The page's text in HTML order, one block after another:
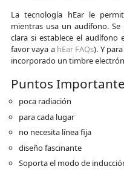
La tecnología hEar le
mientras usa un audífono.
clara si establece el
favor vaya a hEar FAQs). Y
incorporado un timbre
Puntos
poca radiación
para cada lugar
no necesita línea fija
diseño fascinante
Soporta el modo de